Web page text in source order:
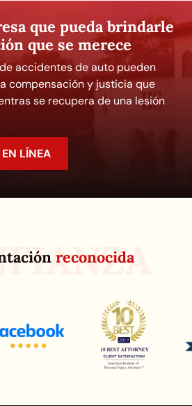
que pueda brindarle
que se merece
accidentes de auto pueden
compensación y justicia que
se recupera de una lesión
LÍNEA
reconocida